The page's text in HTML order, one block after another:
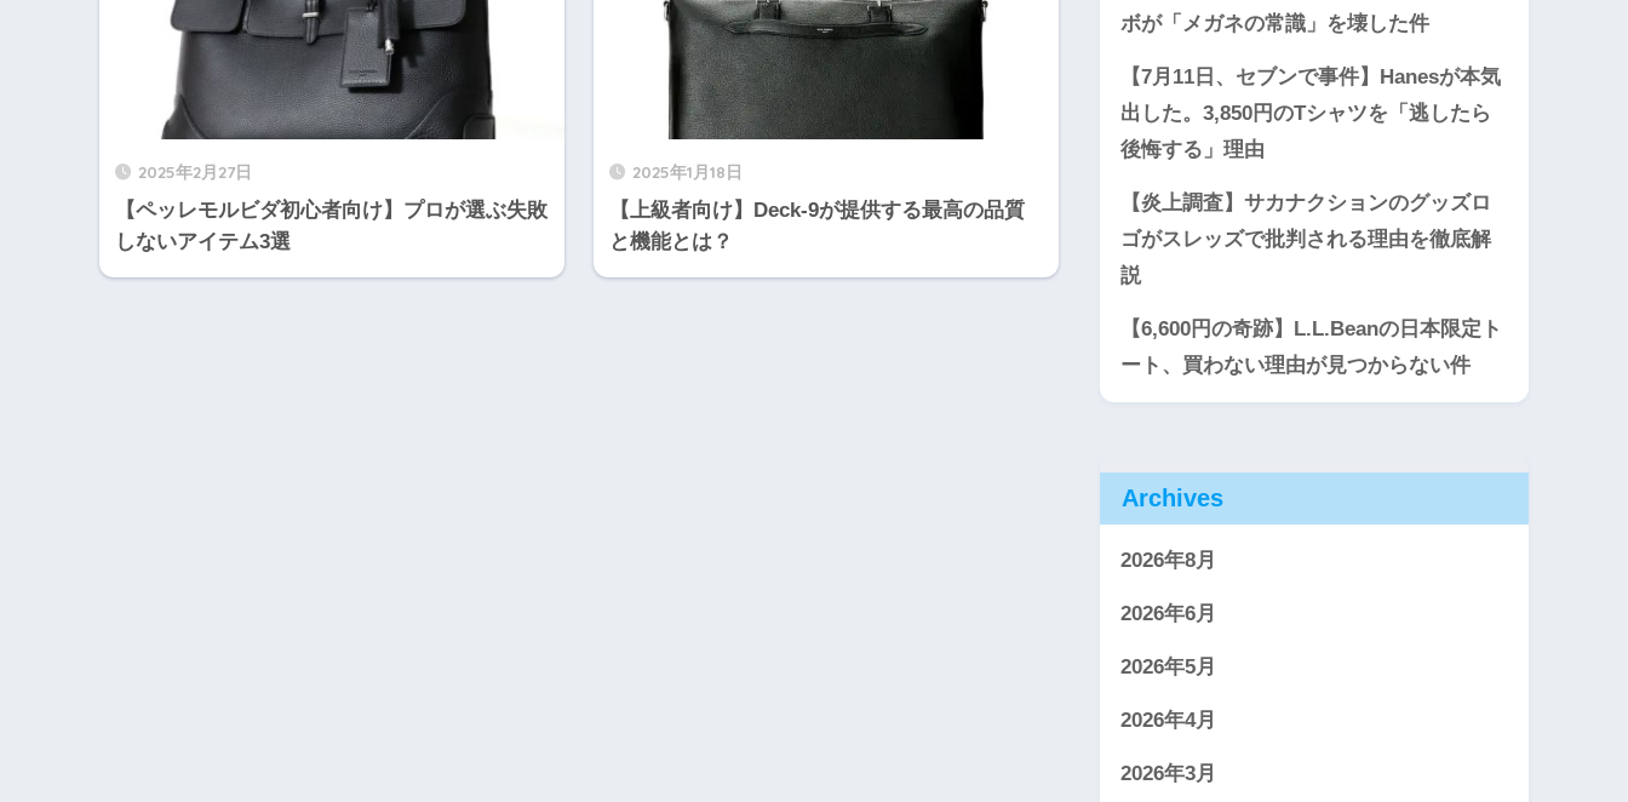
2025年2月27日
【ペッレモルビダ初心者向け】プロが選ぶ失敗
しないアイテム3選
2025年1月18日
【上級者向け】Deck-9が提供する最高の品質
と機能とは？
ボが「メガネの常識」を壊した件
【7月11日、セブンで事件】Hanesが本気
出した。3,850円のTシャツを「逃したら
後悔する」理由
【炎上調査】サカナクションのグッズロ
ゴがスレッズで批判される理由を徹底解
説
【6,600円の奇跡】L.L.Beanの日本限定ト
ート、買わない理由が見つからない件
Archives
2026年8月
2026年6月
2026年5月
2026年4月
2026年3月